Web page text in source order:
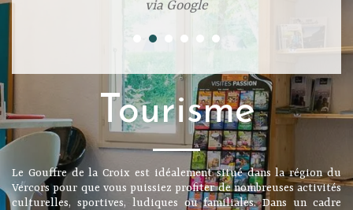
via Google
Tourisme
Le Gouffre de la Croix est idéalement situé dans la région du
Vercors pour que vous puissiez profiter de nombreuses activités
culturelles, sportives, ludiques ou familiales. Dans un cadre
naturel et enchanteur, ressourcez-vous lors de séjours en famille,